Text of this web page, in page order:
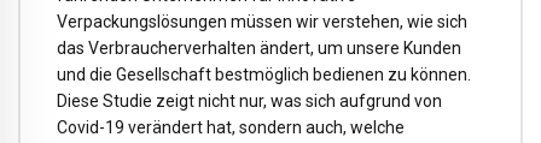
Verpackungslösungen müssen wir verstehen, wie sich
das Verbraucherverhalten ändert, um unsere Kunden
und die Gesellschaft bestmöglich bedienen zu können.
Diese Studie zeigt nicht nur, was sich aufgrund von
Covid-19 verändert hat, sondern auch, welche